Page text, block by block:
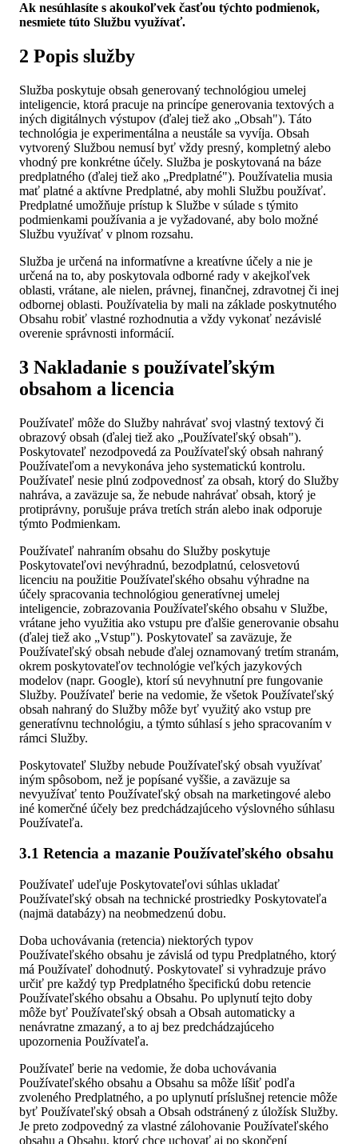
Ak nesúhlasíte s akoukoľvek časťou týchto podmienok,
nesmiete túto Službu využívať.
2 Popis služby
Služba poskytuje obsah generovaný technológiou umelej
inteligencie, ktorá pracuje na princípe generovania textových a
iných digitálnych výstupov (ďalej tiež ako „Obsah"). Táto
technológia je experimentálna a neustále sa vyvíja. Obsah
vytvorený Službou nemusí byť vždy presný, kompletný alebo
vhodný pre konkrétne účely. Služba je poskytovaná na báze
predplatného (ďalej tiež ako „Predplatné"). Používatelia musia
mať platné a aktívne Predplatné, aby mohli Službu používať.
Predplatné umožňuje prístup k Službe v súlade s týmito
podmienkami používania a je vyžadované, aby bolo možné
Službu využívať v plnom rozsahu.
Služba je určená na informatívne a kreatívne účely a nie je
určená na to, aby poskytovala odborné rady v akejkoľvek
oblasti, vrátane, ale nielen, právnej, finančnej, zdravotnej či inej
odbornej oblasti. Používatelia by mali na základe poskytnutého
Obsahu robiť vlastné rozhodnutia a vždy vykonať nezávislé
overenie správnosti informácií.
3 Nakladanie s používateľským
obsahom a licencia
Používateľ môže do Služby nahrávať svoj vlastný textový či
obrazový obsah (ďalej tiež ako „Používateľský obsah").
Poskytovateľ nezodpovedá za Používateľský obsah nahraný
Používateľom a nevykonáva jeho systematickú kontrolu.
Používateľ nesie plnú zodpovednosť za obsah, ktorý do Služby
nahráva, a zaväzuje sa, že nebude nahrávať obsah, ktorý je
protiprávny, porušuje práva tretích strán alebo inak odporuje
týmto Podmienkam.
Používateľ nahraním obsahu do Služby poskytuje
Poskytovateľovi nevýhradnú, bezodplatnú, celosvetovú
licenciu na použitie Používateľského obsahu výhradne na
účely spracovania technológiou generatívnej umelej
inteligencie, zobrazovania Používateľského obsahu v Službe,
vrátane jeho využitia ako vstupu pre ďalšie generovanie obsahu
(ďalej tiež ako „Vstup"). Poskytovateľ sa zaväzuje, že
Používateľský obsah nebude ďalej oznamovaný tretím stranám,
okrem poskytovateľov technológie veľkých jazykových
modelov (napr. Google), ktorí sú nevyhnutní pre fungovanie
Služby. Používateľ berie na vedomie, že všetok Používateľský
obsah nahraný do Služby môže byť využitý ako vstup pre
generatívnu technológiu, a týmto súhlasí s jeho spracovaním v
rámci Služby.
Poskytovateľ Služby nebude Používateľský obsah využívať
iným spôsobom, než je popísané vyššie, a zaväzuje sa
nevyužívať tento Používateľský obsah na marketingové alebo
iné komerčné účely bez predchádzajúceho výslovného súhlasu
Používateľa.
3.1 Retencia a mazanie Používateľského obsahu
Používateľ udeľuje Poskytovateľovi súhlas ukladať
Používateľský obsah na technické prostriedky Poskytovateľa
(najmä databázy) na neobmedzenú dobu.
Doba uchovávania (retencia) niektorých typov
Používateľského obsahu je závislá od typu Predplatného, ktorý
má Používateľ dohodnutý. Poskytovateľ si vyhradzuje právo
určiť pre každý typ Predplatného špecifickú dobu retencie
Používateľského obsahu a Obsahu. Po uplynutí tejto doby
môže byť Používateľský obsah a Obsah automaticky a
nenávratne zmazaný, a to aj bez predchádzajúceho
upozornenia Používateľa.
Používateľ berie na vedomie, že doba uchovávania
Používateľského obsahu a Obsahu sa môže líšiť podľa
zvoleného Predplatného, a po uplynutí príslušnej retencie môže
byť Používateľský obsah a Obsah odstránený z úložísk Služby.
Je preto zodpovedný za vlastné zálohovanie Používateľského
obsahu a Obsahu, ktorý chce uchovať aj po skončení